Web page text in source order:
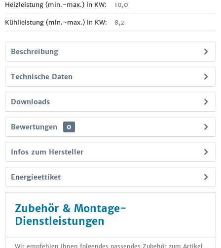
Heizleistung (min.~max.) in KW: 10,0
Kühlleistung (min.~max.) in KW: 8,2
Beschreibung
Technische Daten
Downloads
Bewertungen 0
Infos zum Hersteller
Energieettiket
Zubehör & Montage-
Dienstleistungen
Wir empfehlen Ihnen folgendes passendes Zubehör zum Artikel